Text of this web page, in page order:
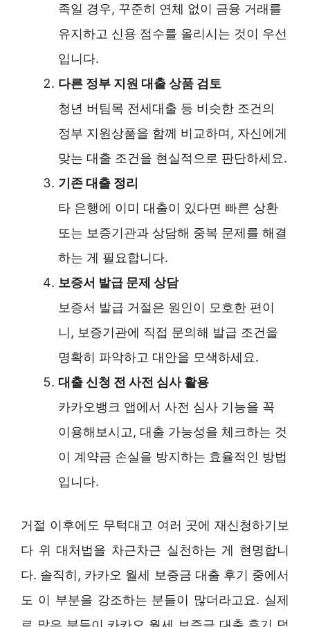
족일 경우, 꾸준히 연체 없이 금융 거래를
유지하고 신용 점수를 올리시는 것이 우선
입니다.
다른 정부 지원 대출 상품 검토
청년 버팀목 전세대출 등 비슷한 조건의
정부 지원상품을 함께 비교하며, 자신에게
맞는 대출 조건을 현실적으로 판단하세요.
기존 대출 정리
타 은행에 이미 대출이 있다면 빠른 상환
또는 보증기관과 상담해 중복 문제를 해결
하는 게 필요합니다.
보증서 발급 문제 상담
보증서 발급 거절은 원인이 모호한 편이
니, 보증기관에 직접 문의해 발급 조건을
명확히 파악하고 대안을 모색하세요.
대출 신청 전 사전 심사 활용
카카오뱅크 앱에서 사전 심사 기능을 꼭
이용해보시고, 대출 가능성을 체크하는 것
이 계약금 손실을 방지하는 효율적인 방법
입니다.
거절 이후에도 무턱대고 여러 곳에 재신청하기보
다 위 대처법을 차근차근 실천하는 게 현명합니
다. 솔직히, 카카오 월세 보증금 대출 후기 중에서
도 이 부분을 강조하는 분들이 많더라고요. 실제